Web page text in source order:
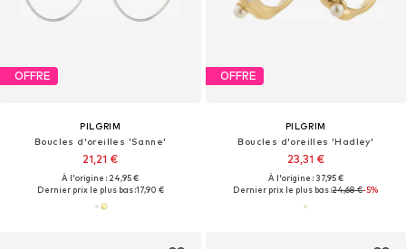
OFFRE
PILGRIM
Boucles d'oreilles 'Sanne'
21,21 €
À l'origine : 24,95 €
Dernier prix le plus bas :17,90 €
OFFRE
PILGRIM
Boucles d'oreilles 'Hadley'
23,31 €
À l'origine : 37,95 €
Dernier prix le plus bas :24,68 €-5%